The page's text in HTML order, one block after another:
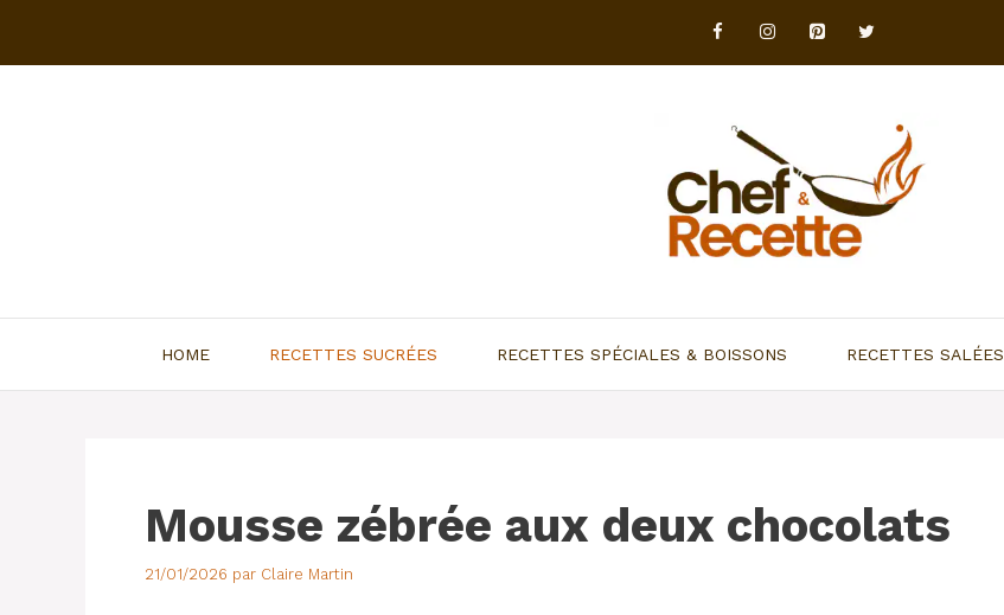
contenu
HOME RECETTES SUCRÉES RECETTES SPÉCIALES & BOISSONS RECETTES SALÉES
Mousse zébrée aux deux chocolats
21/01/2026 par Claire Martin